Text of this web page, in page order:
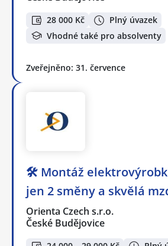
28 000 Kč
Plný úvazek
Vhodné také pro absolventy
Zveřejněno: 31. července
🛠️ Montáž
jen 2 směny a skvělá
Orienta Czech s.r.o.
České Budějovice